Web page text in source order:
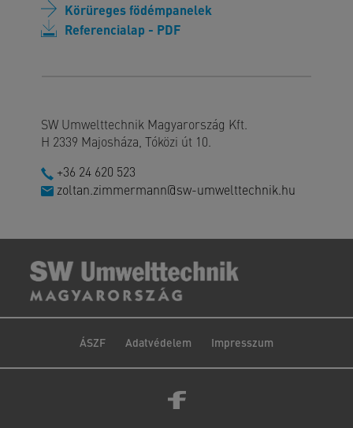
Körüreges födémpanelek
Referencialap - PDF
SW Umwelttechnik Magyarország Kft.
H 2339 Majosháza, Tóközi út 10.
+36 24 620 523
zoltan.zimmermann@sw-umwelttechnik.hu
ÁSZF Adatvédelem Impresszum